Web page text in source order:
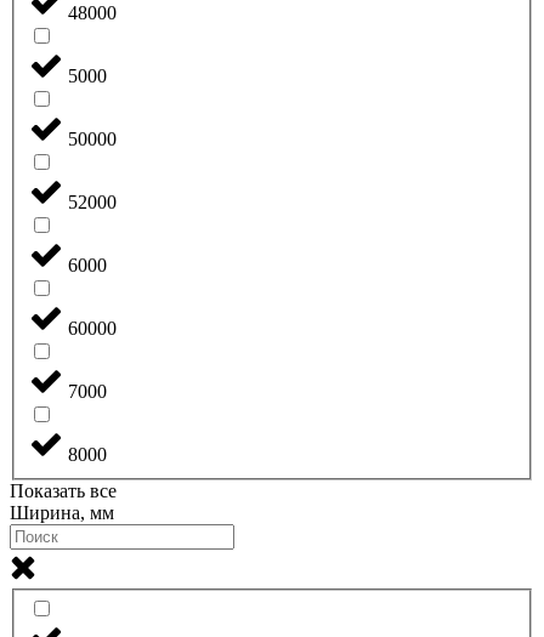
48000
5000
50000
52000
6000
60000
7000
8000
Показать все
Ширина, мм